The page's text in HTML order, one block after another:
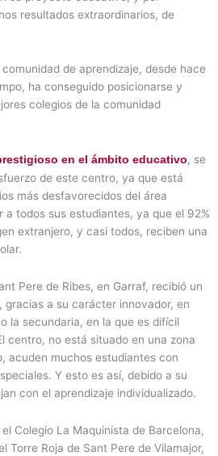
resultados extraordinarios, de
de aprendizaje, desde hace
ha conseguido posicionarse y
colegios de la comunidad
en el ámbito educativo, se
de este centro, ya que está
más desfavorecidos del área
a todos sus estudiantes, ya que el 92%
extranjero, y casi todos, reciben una
Pere de Ribes, en Garraf, recibió un
gracias a su carácter innovador, en
la secundaria, en la que es difícil
centro, no está situado en una zona
acuden muchos estudiantes con
Y esto es así, debido a su
con el aprendizaje individualizado.
Colegio La Maquinista de Barcelona,
Torre Roja de Sant Pere de Vilamajor,